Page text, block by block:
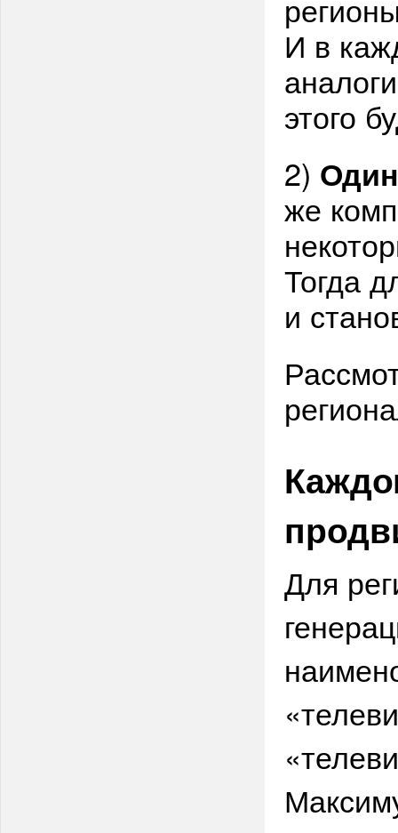
И в
этого
2)
же
Тогда
и
Для